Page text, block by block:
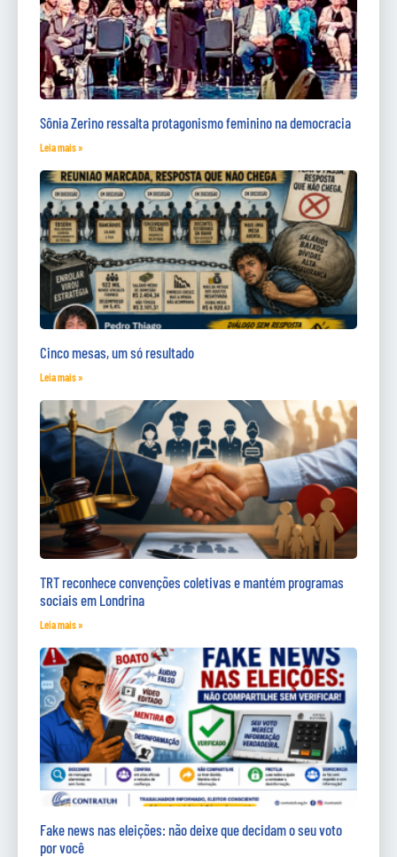
Sônia Zerino ressalta protagonismo feminino na democracia
Leia mais »
Cinco mesas, um só resultado
Leia mais »
TRT reconhece convenções coletivas e mantém programas
sociais em Londrina
Leia mais »
Fake news nas eleições: não deixe que decidam o seu voto
por você